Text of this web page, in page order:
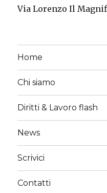
Via Lorenzo Il
Home
Chi siamo
Diritti & Lavoro flash
News
Scrivici
Contatti